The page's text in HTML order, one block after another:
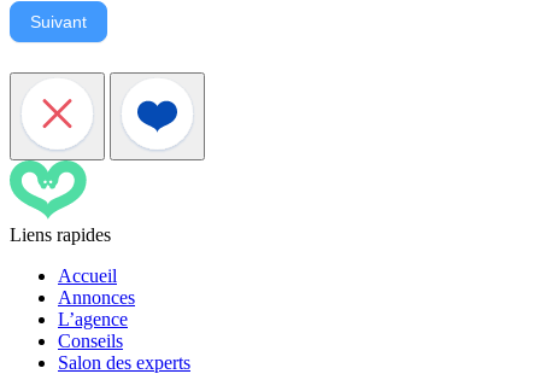
Suivant
Liens rapides
Accueil
Annonces
L’agence
Conseils
Salon des experts